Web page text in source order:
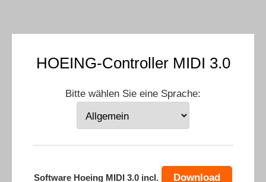
HOEING-Controller MIDI 3.0
Bitte wählen Sie eine Sprache:
Software Hoeing MIDI 3.0 incl. Download